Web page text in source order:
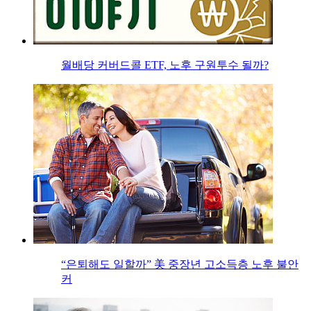
월배당 커버드콜 ETF, 노후 구원투수 될까?
“은퇴해도 일할까” 美 중장년 고소득층 노후 불안
커